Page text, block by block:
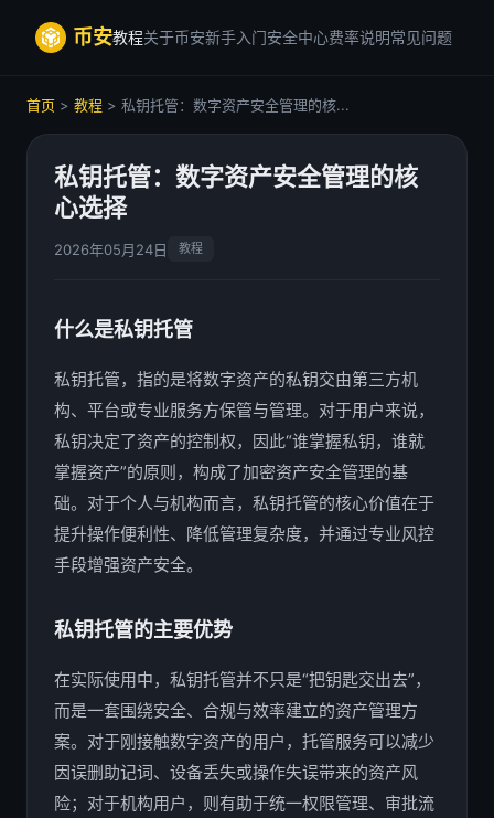
币安教程关于币安新手入门安全中心费率说明常见问题
首页 > 教程 > 私钥托管：数字资产安全管理的核...
私钥托管：数字资产安全管理的核
心选择
2026年05月24日 教程
什么是私钥托管
私钥托管，指的是将数字资产的私钥交由第三方机
构、平台或专业服务方保管与管理。对于用户来说，
私钥决定了资产的控制权，因此“谁掌握私钥，谁就
掌握资产”的原则，构成了加密资产安全管理的基
础。对于个人与机构而言，私钥托管的核心价值在于
提升操作便利性、降低管理复杂度，并通过专业风控
手段增强资产安全。
私钥托管的主要优势
在实际使用中，私钥托管并不只是“把钥匙交出去”，
而是一套围绕安全、合规与效率建立的资产管理方
案。对于刚接触数字资产的用户，托管服务可以减少
因误删助记词、设备丢失或操作失误带来的资产风
险；对于机构用户，则有助于统一权限管理、审批流